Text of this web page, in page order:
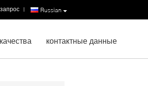
Russian
|
контактные данные